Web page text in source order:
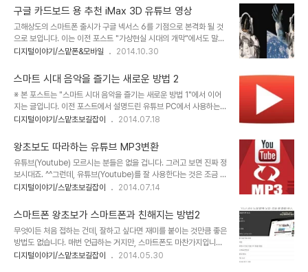
성도와 사용자 중심의 시스템 환경이 없었다면 단지 넓어진 화면 한가
지만으로 이러한 결과를 얻을 수는 없었을 겁니다. 어쨌든 아이폰을 사
용하다 보면 -뭐~ 아이폰 뿐만이겠습니까마는- 이런 건 왜 안될까??
생각했던 것 중 우연한 계기에 알게되는 -새로움으로 다가오는- 기능
들이 있습니다. 다시 말해 원래 있던 기능인데... 몰라서 사용하지 못한
자 하는 팁 역시 그렇습니..
구글 카드보드 용 추천 iMax 3D 유튜브 영상
고해상도의 스마트폰 출시가 구글 넥서스 6를 기점으로 본격화 될 것
으로 보입니다. 이는 이전 포스트 "가상현실 시대의 개막"에서도 말씀
드렸듯이 누구나 쉽게 가상현실을 체험할 수 있게 된다는 것을 의미하
원의 비용을 지불하지 않더라도 종이로 만든 1만원 안팎의 부담없는
구글 카드보드와 스마트폰만 있으면 해결될 일이니까요. 물론 느껴지
는 품질의 차이라고 하는 개인차는 조금 있을지 모르겠군요. 이렇게 간
단히 가상현실을 체험할 물리적인 준비가 완료되었다면 결국 결론은
얼마나 좋은 가상현실 컨텐츠를 확보하느냐가 관건이 되겠죠. 그래서
발행하듯 했었습니다. 여러 모로 많은 분들이 알..
디지털이야기/스맡폰&모바일 2014.10.30
스마트 시대 음악을 즐기는 새로운 방법 2
※ 본 포스트는 "스마트 시대 음악을 즐기는 새로운 방법 1"에서 이어
지는 글입니다. 이전 포스트에서 설명드린 유튜브 PC에서 사용하는
기본 사용법에 이어 모바일, 그러니까 스마트폰에서 즐기는 방법에 대
되어 있을 겁니다.그런데, 혹 설치가 안된 경우라면 플레이스토어 또는
앱스토어에서 유튜브를 검색하시면 바로 설치하실 수 있습니다. 그런
데, 유튜브 원본 프로그램과 서비스에서 파생된 유사앱들이 많으니 아
래 링크를 스마트폰에서 클릭하여 설치하시는 것이 좋을 듯 합니다. 구
글에서 만든 유튜브 앱인지를 확인하는 간단한 방법은 개발회사명이
설치되었다고 가정하구요. 바로 ..
디지털이야기/스맡초보길잡이 2014.07.18
왕초보도 따라하는 유튜브 MP3변환
유튜브(Youtube) 모르시는 분들은 없을 겁니다. 그러고 보면 진짜 정
보시대죠. ^^그런데, 유튜브(Youtube)를 잘 사용한다는 것은 조금 다
른 얘기가 되겠지요. 아는 사람은 다 아는 것이겠지만, 어떤 부분에서
없습니다. 유튜브(Youtube)에서 좋은 노래가 담긴 동영상을 보았을
때 이걸 내 스마트폰에 또는 컴퓨터에 MP3로 받을 순 없을까 생각하
는 경우도 그럴 겁니다. 유튜브(Youtube) 음원을 MP3로 변환하는
방법은 여러가지가 있습니다. 또 지금 설명드리는 내용을 이미 많은 분
들이 알고 계실 것이기도 할겁니다. 그런데, IT관련 강의시 스마트폰
디지털이야기/스맡초보길잡이 2014.07.14
스마트폰 왕초보가 스마트폰과 친해지는 방법2
무엇이든 처음 접하는 건데, 잘하고 싶다면 재미를 붙이는 것만큼 좋은
방법도 없습니다. 매번 언급하는 거지만, 스마트폰도 마찬가지입니다.
스마트폰으로 할 수 있는 건 생활의 모든 것이라고 할 수 있습니다. 그
디지털이야기/스맡초보길잡이 2014.05.30